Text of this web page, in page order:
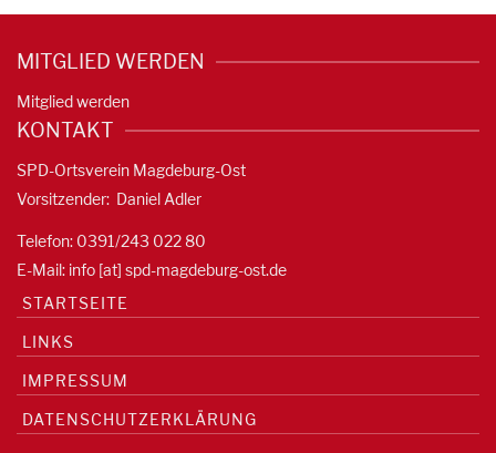
MITGLIED WERDEN
Mitglied werden
KONTAKT
SPD-Ortsverein Magdeburg-Ost
Vorsitzender: Daniel Adler
Telefon: 0391/243 022 80
E-Mail: info [at] spd-magdeburg-ost.de
STARTSEITE
LINKS
IMPRESSUM
DATENSCHUTZERKLÄRUNG